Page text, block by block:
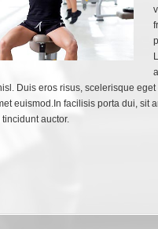
Duis eros risus, scelerisque
euismod.In facilisis porta dui, sit
auctor.